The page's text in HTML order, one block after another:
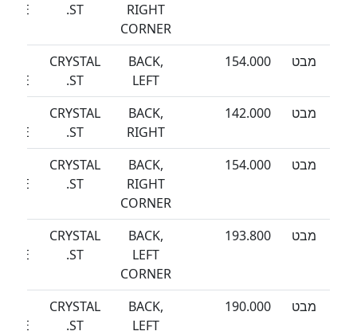
RIGHT
CORNER
ST.
מבט 154.000
BACK,
LEFT
CRYSTAL
ST.
מבט
142.000
BACK,
RIGHT
CRYSTAL
ST.
מבט
154.000
BACK,
RIGHT
CORNER
CRYSTAL
ST.
מבט 193.800
BACK,
LEFT
CORNER
CRYSTAL
ST.
מבט 190.000
BACK,
LEFT
CRYSTAL
ST.